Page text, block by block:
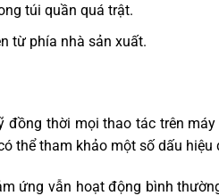
túi quần quá trật.
từ phía nhà sản xuất.
thời mọi thao tác trên
thể tham khảo một số dấu hiệu
ứng vẫn hoạt động bình